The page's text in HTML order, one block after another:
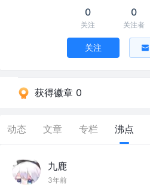
0
关注
0
关注者
关注
获得徽章 0
动态 文章 专栏 沸点
九鹿
3年前